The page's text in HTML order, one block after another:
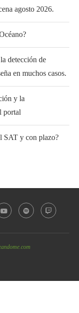
agosto 2026.
detección de
en muchos casos.
y la
portal
SAT y con plazo?